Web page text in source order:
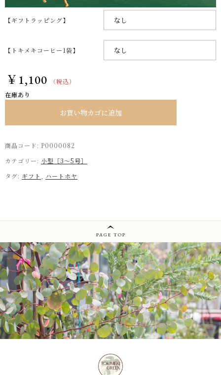
【ギフトラッピング】
【トキメキコーヒー1袋】
￥ 1,100
（税込）
在庫あり
お買い物カゴに追加
商品コード: P0000082
カテゴリー: 小型［3～5号］
タグ: ギフト ハートホヤ
PAGE TOP